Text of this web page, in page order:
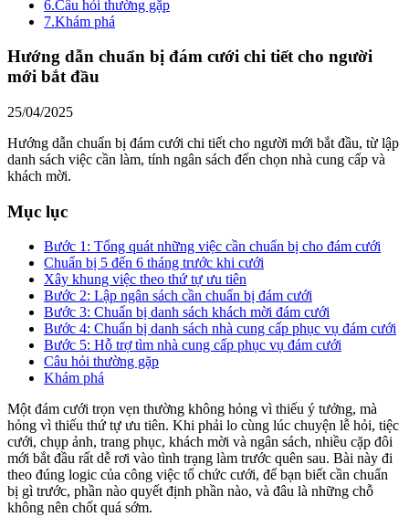
6.Câu hỏi thường gặp
7.Khám phá
Hướng dẫn chuẩn bị đám cưới chi tiết cho người
mới bắt đầu
25/04/2025
Hướng dẫn chuẩn bị đám cưới chi tiết cho người mới bắt đầu, từ lập
danh sách việc cần làm, tính ngân sách đến chọn nhà cung cấp và
khách mời.
Mục lục
Bước 1: Tổng quát những việc cần chuẩn bị cho đám cưới
Chuẩn bị 5 đến 6 tháng trước khi cưới
Xây khung việc theo thứ tự ưu tiên
Bước 2: Lập ngân sách cần chuẩn bị đám cưới
Bước 3: Chuẩn bị danh sách khách mời đám cưới
Bước 4: Chuẩn bị danh sách nhà cung cấp phục vụ đám cưới
Bước 5: Hỗ trợ tìm nhà cung cấp phục vụ đám cưới
Câu hỏi thường gặp
Khám phá
Một đám cưới trọn vẹn thường không hỏng vì thiếu ý tưởng, mà
hỏng vì thiếu thứ tự ưu tiên. Khi phải lo cùng lúc chuyện lễ hỏi, tiệc
cưới, chụp ảnh, trang phục, khách mời và ngân sách, nhiều cặp đôi
mới bắt đầu rất dễ rơi vào tình trạng làm trước quên sau. Bài này đi
theo đúng logic của công việc tổ chức cưới, để bạn biết cần chuẩn
bị gì trước, phần nào quyết định phần nào, và đâu là những chỗ
không nên chốt quá sớm.